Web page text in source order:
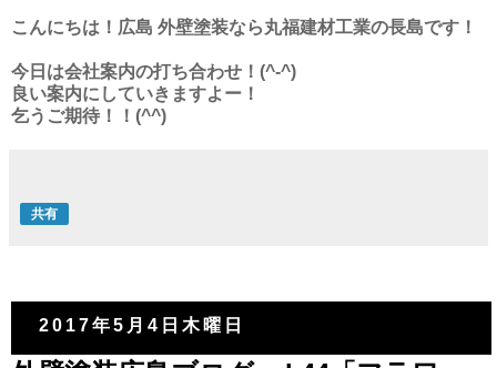
こんにちは！広島 外壁塗装なら丸福建材工業の長島です！
今日は会社案内の打ち合わせ！(^-^)
良い案内にしていきますよー！
乞うご期待！！(^^)
共有
2017年5月4日木曜日